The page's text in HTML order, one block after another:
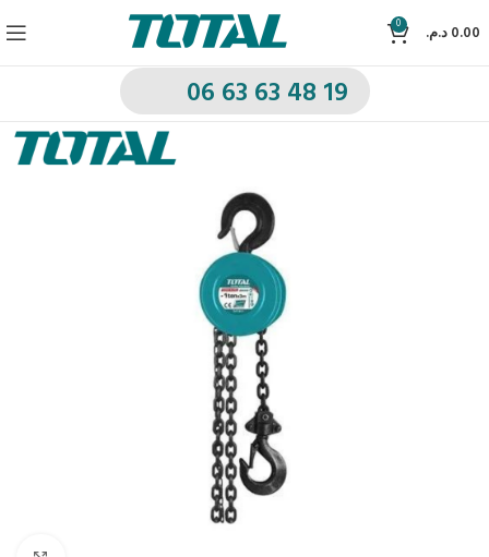
0 0.00د.م.
06 63 63 48 19